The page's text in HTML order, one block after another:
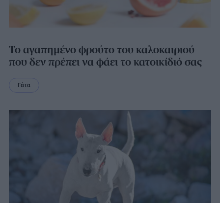
Το αγαπημένο φρούτο του καλοκαιριού
που δεν πρέπει να φάει το κατοικίδιό σας
Γάτα